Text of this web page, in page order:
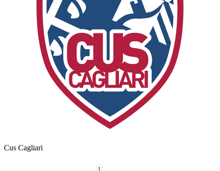
Cus Cagliari